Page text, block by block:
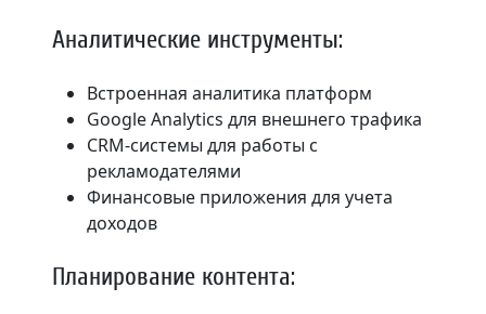
Аналитические инструменты:
Встроенная аналитика платформ
Google Analytics для внешнего трафика
CRM-системы для работы с
рекламодателями
Финансовые приложения для учета
доходов
Планирование контента: